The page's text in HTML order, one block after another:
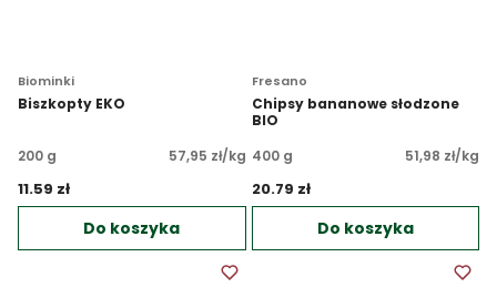
Biominki
Biszkopty EKO
200 g 57,95 zł/kg
11.59 zł
Do koszyka
Fresano
Chipsy bananowe słodzone
BIO
400 g
51,98 zł/kg
20.79 zł
Do koszyka